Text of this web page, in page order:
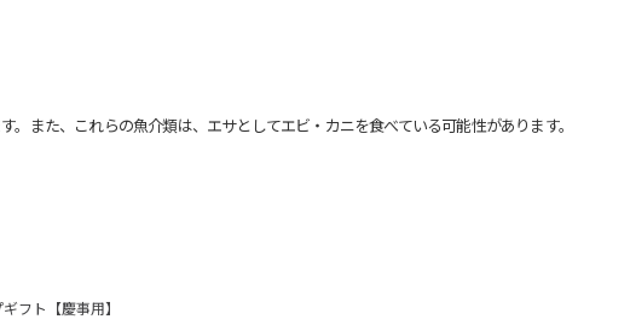
また、これらの魚介類は、エサとしてエビ・カニを食べている可能性があります。
フト【慶事用】